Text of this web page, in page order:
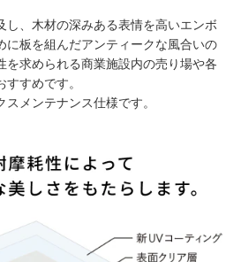
し、木材の深みある表情を高いエンボ
に板を組んだアンティークな風合いの
を求められる商業施設内の売り場や各
すめです。
メンテナンス仕様です。